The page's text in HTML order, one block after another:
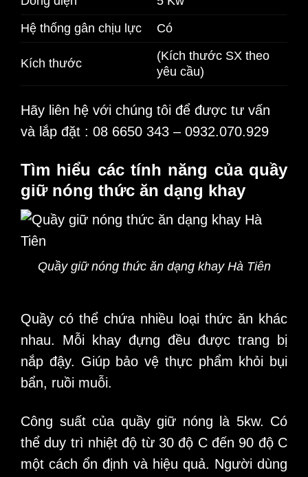
Hệ thống gân chịu lực
Có
Kích thước
(Kích thước SX theo
yêu cầu)
Hãy liên hệ với chúng tôi để được tư vấn
và lắp đặt : 08 6650 343 – 0932.070.929
Tìm hiểu các tính năng của quầy
giữ nóng thức ăn dạng khay
Quầy giữ nóng thức ăn dạng khay Hà Tiên
Quầy có thể chứa nhiều loại thức ăn khác
nhau. Mỗi khay đựng đều được trang bị
nắp đậy. Giúp bảo vệ thực phẩm khỏi bụi
bẩn, ruồi muỗi.
Công suất của quầy giữ nóng là 5kw. Có
thể duy trì nhiệt độ từ 30 độ C đến 90 độ C
một cách ổn định và hiệu quả. Người dùng